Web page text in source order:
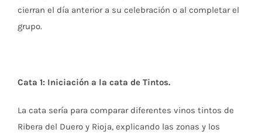
cierran el día anterior a su celebración o al completar el
grupo.
Cata 1: Iniciación a la cata de Tintos.
La cata sería para comparar diferentes vinos tintos de
Ribera del Duero y Rioja, explicando las zonas y los